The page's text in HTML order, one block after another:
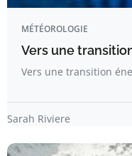
MÉTÉOROLOGIE
Vers une
Vers une transition
Sarah Riviere